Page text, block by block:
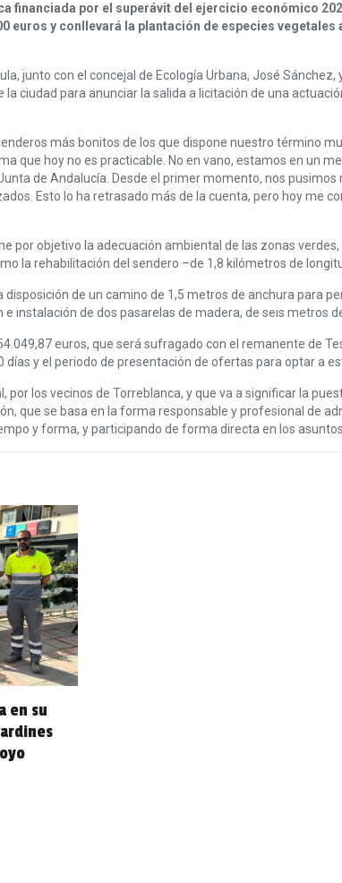
financiada por el superávit del ejercicio económico
euros y conllevará la plantación de especies
junto con el concejal de Ecología Urbana, José
la ciudad para anunciar la salida a licitación de una
más bonitos de los que dispone nuestro término
que hoy no es practicable. No en vano, estamos en un
de Andalucía. Desde el primer momento, nos
Esto lo ha retrasado más de la cuenta, pero hoy me
por objetivo la adecuación ambiental de las zonas
la rehabilitación del sendero –de 1,8 kilómetros de
de un camino de 1,5 metros de anchura para
instalación de dos pasarelas de madera, de seis metros
euros, que será sufragado con el remanente de
y el periodo de presentación de ofertas para optar a
por los vecinos de Torreblanca, y que va a significar la
que se basa en la forma responsable y profesional de
y forma, y participando de forma directa en los
en su